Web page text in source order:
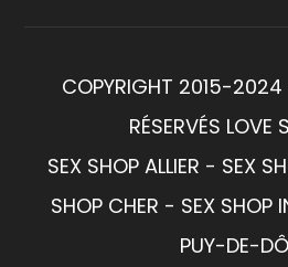
COPYRIGHT 2015-2024
RÉSERVÉS LOVE
SEX SHOP ALLIER - SEX
SHOP CHER - SEX SHOP
PUY-DE-